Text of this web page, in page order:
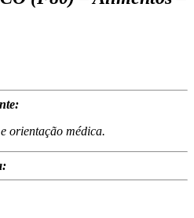
orientação médica.